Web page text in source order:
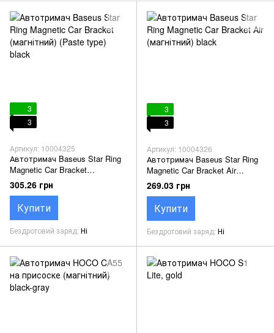
3
3
Артикул: 10004325
Автотримач Baseus Star Ring
Magnetic Car Bracket
(магнітний) (Paste type) black
305.26 грн
Купити
Бездротовий заряд Ні
3
3
Артикул: 10004326
Автотримач Baseus Star Ring
Magnetic Car Bracket Air
(магнітний) black
269.03 грн
Купити
Бездротовий заряд Ні